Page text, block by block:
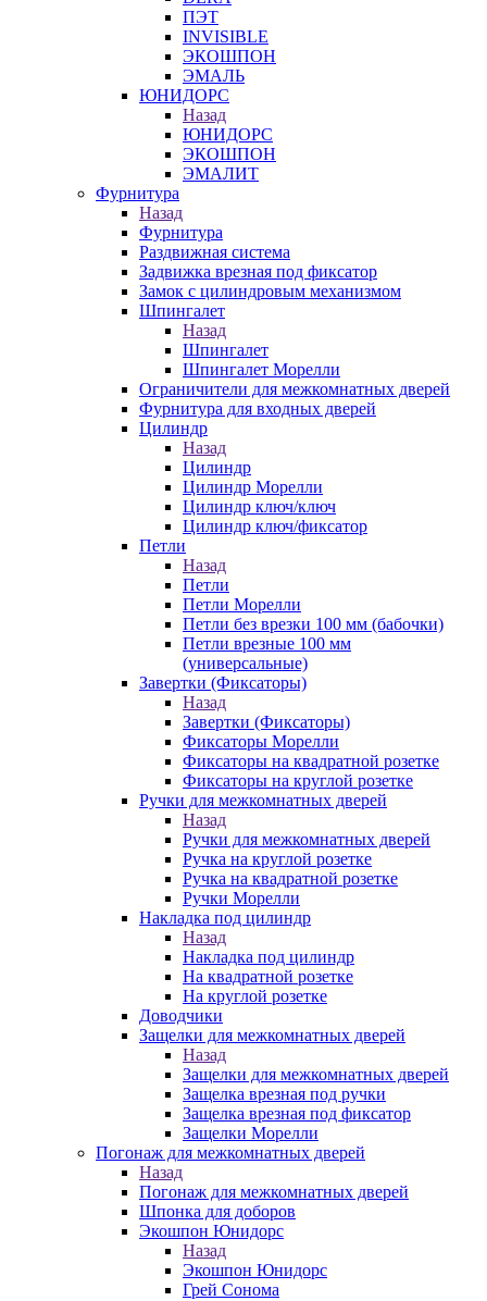
ПЭТ
INVISIBLE
ЭКОШПОН
ЭМАЛЬ
ЮНИДОРС
Назад
ЮНИДОРС
ЭКОШПОН
ЭМАЛИТ
Фурнитура
Назад
Фурнитура
Раздвижная система
Задвижка врезная под фиксатор
Замок с цилиндровым механизмом
Шпингалет
Назад
Шпингалет
Шпингалет Морелли
Ограничители для межкомнатных дверей
Фурнитура для входных дверей
Цилиндр
Назад
Цилиндр
Цилиндр Морелли
Цилиндр ключ/ключ
Цилиндр ключ/фиксатор
Петли
Назад
Петли
Петли Морелли
Петли без врезки 100 мм (бабочки)
Петли врезные 100 мм
(универсальные)
Завертки (Фиксаторы)
Назад
Завертки (Фиксаторы)
Фиксаторы Морелли
Фиксаторы на квадратной розетке
Фиксаторы на круглой розетке
Ручки для межкомнатных дверей
Назад
Ручки для межкомнатных дверей
Ручка на круглой розетке
Ручка на квадратной розетке
Ручки Морелли
Накладка под цилиндр
Назад
Накладка под цилиндр
На квадратной розетке
На круглой розетке
Доводчики
Защелки для межкомнатных дверей
Назад
Защелки для межкомнатных дверей
Защелка врезная под ручки
Защелка врезная под фиксатор
Защелки Морелли
Погонаж для межкомнатных дверей
Назад
Погонаж для межкомнатных дверей
Шпонка для доборов
Экошпон Юнидорс
Назад
Экошпон Юнидорс
Грей Сонома